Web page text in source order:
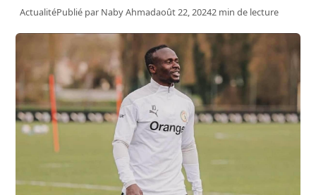
ActualitéPublié par Naby Ahmadaoût 22, 20242 min de lecture